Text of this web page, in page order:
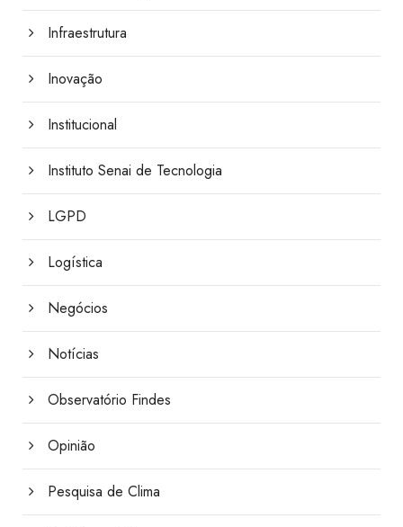
Infraestrutura
Inovação
Institucional
Instituto Senai de Tecnologia
LGPD
Logística
Negócios
Notícias
Observatório Findes
Opinião
Pesquisa de Clima